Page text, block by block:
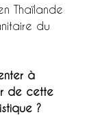
Thaïlande
du
à
de cette
?